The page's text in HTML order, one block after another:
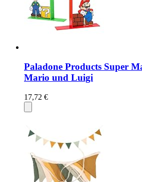
Paladone Products Super
Mario und Luigi
17,72 €